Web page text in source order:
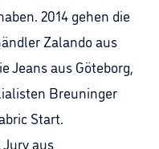
2014 gehen die
Zalando aus
Jeans aus Göteborg,
Breuninger
Start.
aus